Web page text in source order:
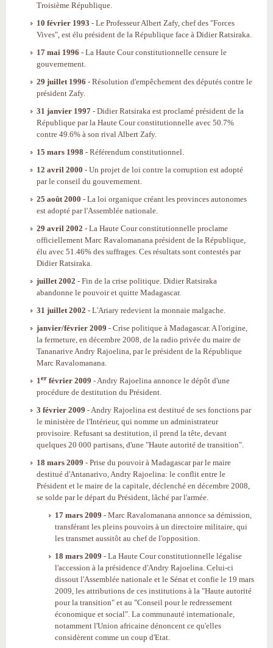
Troisième République.
10 février 1993 - Le Professeur Albert Zafy, chef des "Forces
Vives", est élu président de la République face à Didier Ratsiraka.
17 mai 1996 - La Haute Cour constitutionnelle censure le
gouvernement.
29 juillet 1996 - Résolution d'empêchement des députés contre le
président Zafy.
31 janvier 1997 - Didier Ratsiraka est proclamé président de la
République par la Haute Cour constitutionnelle avec 50.7%
contre 49.6% à son rival Albert Zafy.
15 mars 1998 - Référendum constitutionnel.
12 avril 2000 - Un projet de loi contre la corruption est adopté
par le conseil du gouvernement.
25 août 2000 - La loi organique créant les provinces autonomes
est adopté par l'Assemblée nationale.
29 avril 2002 - La Haute Cour constitutionnelle proclame
officiellement Marc Ravalomanana président de la République,
élu avec 51.46% des suffrages. Ces résultats sont contestés par
Didier Ratsiraka.
juillet 2002 - Fin de la crise politique. Didier Ratsiraka
abandonne le pouvoir et quitte Madagascar.
31 juillet 2002 - L'Ariary redevient la monnaie malgache.
janvier/février 2009 - Crise politique à Madagascar. A l'origine,
la fermeture, en décembre 2008, de la radio privée du maire de
Tananarive Andry Rajoelina, par le président de la République
Marc Ravalomanana.
1er février 2009 - Andry Rajoelina annonce le dépôt d'une
procédure de destitution du Président.
3 février 2009 - Andry Rajoelina est destitué de ses fonctions par
le ministère de l'Intérieur, qui nomme un administrateur
provisoire. Refusant sa destitution, il prend la tête, devant
quelques 20 000 partisans, d'une "Haute autorité de transition".
18 mars 2009 - Prise du pouvoir à Madagascar par le maire
destitué d'Antanarivo, Andry Rajoelina: le conflit entre le
Président et le maire de la capitale, déclenché en décembre 2008,
se solde par le départ du Président, lâché par l'armée.
17 mars 2009 - Marc Ravalomanana annonce sa démission,
transférant les pleins pouvoirs à un directoire militaire, qui
les transmet aussitôt au chef de l'opposition.
18 mars 2009 - La Haute Cour constitutionnelle légalise
l'accession à la présidence d'Andry Rajoelina. Celui-ci
dissout l'Assemblée nationale et le Sénat et confie le 19 mars
2009, les attributions de ces institutions à la "Haute autorité
pour la transition" et au "Conseil pour le redressement
économique et social". La communauté internationale,
notamment l'Union africaine dénoncent ce qu'elles
considèrent comme un coup d'Etat.